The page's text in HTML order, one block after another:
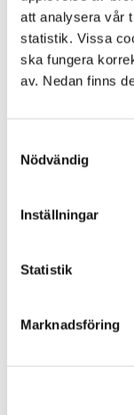
att analysera vår
statistik. Vissa
ska fungera
av. Nedan finns
Nödvändig
Inställningar
Statistik
Marknadsföring
Besöksadress
Postadress